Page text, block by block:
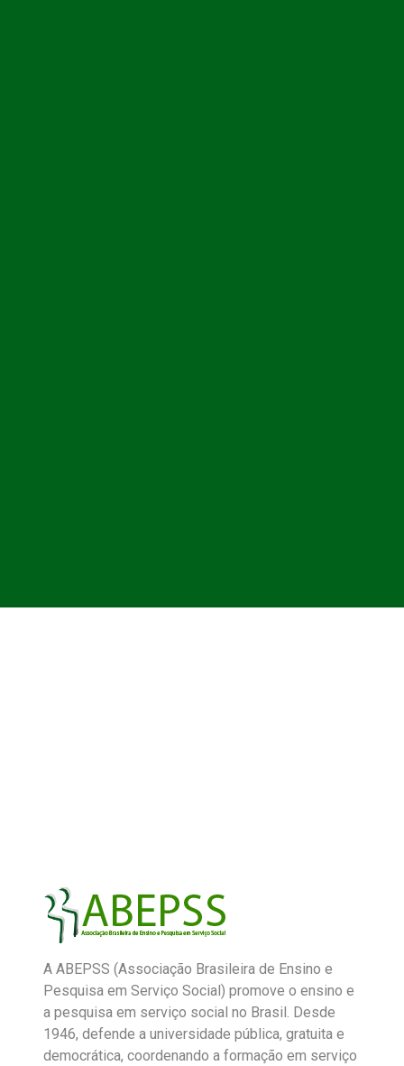
A ABEPSS (Associação Brasileira de Ensino e
Pesquisa em Serviço Social) promove o ensino e
a pesquisa em serviço social no Brasil. Desde
1946, defende a universidade pública, gratuita e
democrática, coordenando a formação em serviço